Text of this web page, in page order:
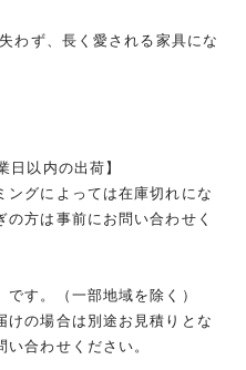
わず、長く愛される家具にな
以内の出荷】
グによっては在庫切れにな
方は事前にお問い合わせく
す。（一部地域を除く）
の場合は別途お見積りとな
合わせください。